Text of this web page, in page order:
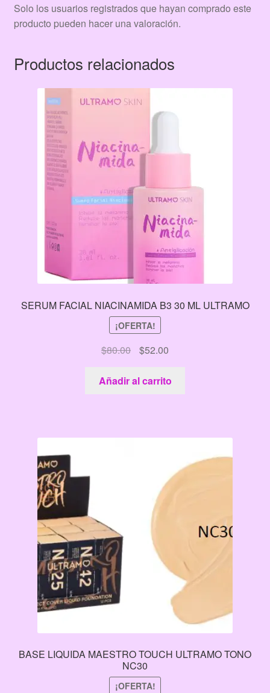
Solo los usuarios registrados que hayan comprado este
producto pueden hacer una valoración.
Productos relacionados
SERUM FACIAL NIACINAMIDA B3 30 ML ULTRAMO
¡OFERTA!
$80.00
El
precio
original
era:
$52.00El
precio
actual
es:
Añadir al carrito
BASE LIQUIDA MAESTRO TOUCH ULTRAMO TONO
NC30
¡OFERTA!